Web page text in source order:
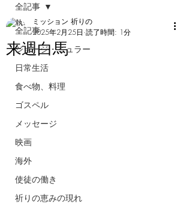
全記事
ジョージ・ミュラー
日常生活
食べ物、料理
ゴスペル
メッセージ
映画
海外
使徒の働き
祈りの恵みの現れ
全記事
来週白馬
ミッション 祈りの
2025年2月25日 読了時間: 1分